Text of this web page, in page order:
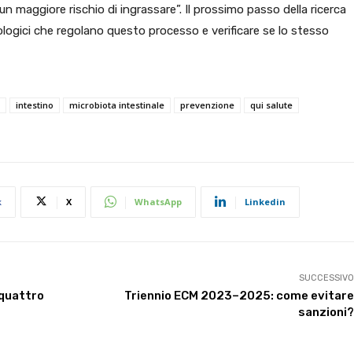
maggiore rischio di ingrassare”. Il prossimo passo della ricerca
che regolano questo processo e verificare se lo stesso
intestino microbiota intestinale prevenzione
qui salute
X WhatsApp Linkedin
SUCCESSIVO
Triennio ECM 2023–2025: come evitare
sanzioni?